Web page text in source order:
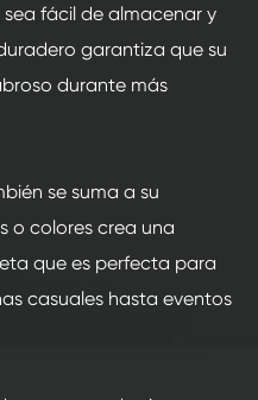
fácil de almacenar y
garantiza que su
durante más
se suma a su
o colores crea una
que es perfecta para
casuales hasta eventos